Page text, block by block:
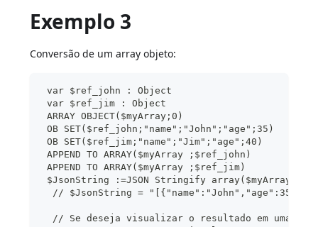
Exemplo 3
Conversão de um array objeto:
var $ref_john : Object
var $ref_jim : Object
ARRAY OBJECT($myArray;0)
OB SET($ref_john;"name";"John";"age";35)
OB SET($ref_jim;"name";"Jim";"age";40)
APPEND TO ARRAY($myArray ;$ref_john)
APPEND TO ARRAY($myArray ;$ref_jim)
$JsonString :=JSON Stringify array($myArray)
// $JsonString =
// Se deseja visualizar o resultado em uma